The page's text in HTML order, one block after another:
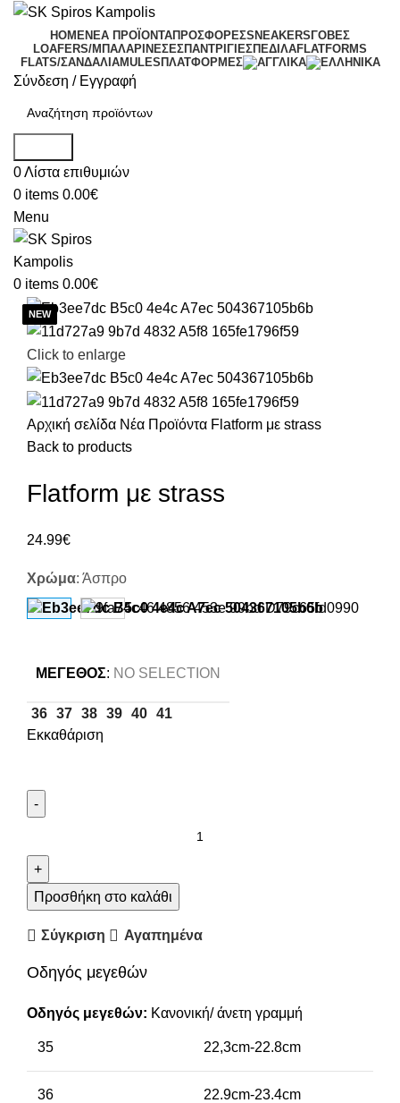
HOMEΝΕΑ ΠΡΟΪΟΝΤΑΠΡΟΣΦΟΡΕΣSNEAKERS ΓΟΒΕΣ
LOAFERS/ΜΠΑΛΑΡΙΝΕΣΕΣΠΑΝΤΡΙΓΙΕΣΠΕΔΙΛΑFLATFORMS
FLATS/ΣΑΝΔΑΛΙΑMULES ΠΛΑΤΦΟΡΜΕΣ
Σύνδεση / Εγγραφή
0Λίστα επιθυμιών
0 items 0.00€
Menu
0 items 0.00€
Click to enlarge
Αρχική σελίδα Νέα Προϊόντα Flatform με strass
Back to products
Flatform με strass
24.99€
Χρώμα: Άσπρο
ΜΈΓΕΘΟΣ: NO SELECTION
36 37 38 39 40 41
Εκκαθάριση
Προσθήκη στο καλάθι
Σύγκριση Αγαπημένα
Οδηγός μεγεθών
Οδηγός μεγεθών: Κανονική/ άνετη γραμμή
35 22,3cm-22.8cm
36 22.9cm-23.4cm